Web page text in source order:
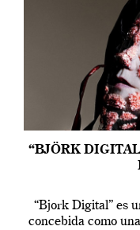
“BJÖRK
“Bjork Digital” es
concebida como